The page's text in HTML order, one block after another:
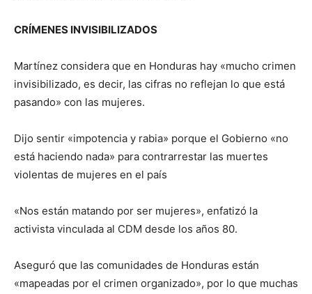
CRÍMENES INVISIBILIZADOS
Martínez considera que en Honduras hay «mucho crimen
invisibilizado, es decir, las cifras no reflejan lo que está
pasando» con las mujeres.
Dijo sentir «impotencia y rabia» porque el Gobierno «no
está haciendo nada» para contrarrestar las muertes
violentas de mujeres en el país
«Nos están matando por ser mujeres», enfatizó la
activista vinculada al CDM desde los años 80.
Aseguró que las comunidades de Honduras están
«mapeadas por el crimen organizado», por lo que muchas